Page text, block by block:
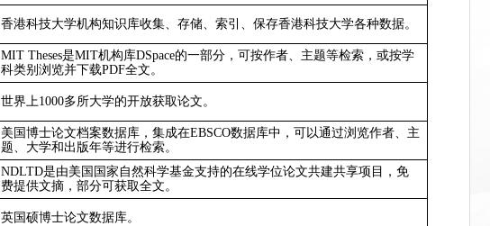
香港科技大学机构知识库收集、存储、索引、保存香港科技大学各种数据。
MIT Theses是MIT机构库DSpace的一部分，可按作者、主题等检索，或按学
科类别浏览并下载PDF全文。
世界上1000多所大学的开放获取论文。
美国博士论文档案数据库，集成在EBSCO数据库中，可以通过浏览作者、主
题、大学和出版年等进行检索。
NDLTD是由美国国家自然科学基金支持的在线学位论文共建共享项目，免
费提供文摘，部分可获取全文。
英国硕博士论文数据库。